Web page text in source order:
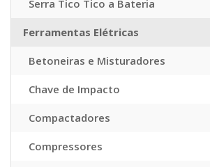
Serra Tico Tico a Bateria
Ferramentas Elétricas
Betoneiras e Misturadores
Chave de Impacto
Compactadores
Compressores